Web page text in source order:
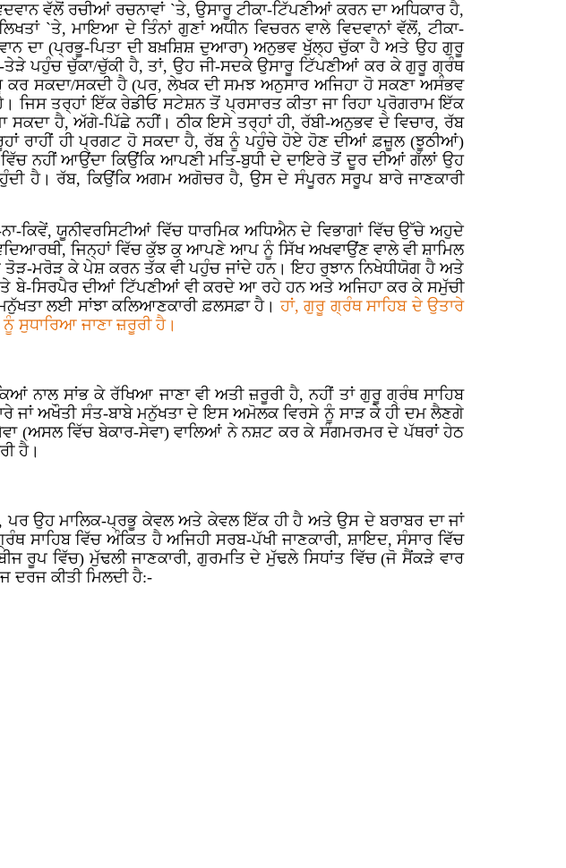
ਵੱਲੋਂ ਰਚੀਆਂ ਰਚਨਾਵਾਂ `ਤੇ, ਉਸਾਰੂ ਟੀਕਾ-ਟਿੱਪਣੀਆਂ ਕਰਨ ਦਾ ਅਧਿਕਾਰ ਹੈ,
`ਤੇ, ਮਾਇਆ ਦੇ ਤਿੰਨਾਂ ਗੁਣਾਂ ਅਧੀਨ ਵਿਚਰਨ ਵਾਲੇ ਵਿਦਵਾਨਾਂ ਵੱਲੋਂ, ਟੀਕਾ-
ਦਾ (ਪ੍ਰਭੂ-ਪਿਤਾ ਦੀ ਬਖ਼ਸ਼ਿਸ਼ ਦੁਆਰਾ) ਅਨੁਭਵ ਖੁੱਲ੍ਹ ਚੁੱਕਾ ਹੈ ਅਤੇ ਉਹ ਗੁਰੂ
ਪਹੁੰਚ ਚੁੱਕਾ/ਚੁੱਕੀ ਹੈ, ਤਾਂ, ਉਹ ਜੀ-ਸਦਕੇ ਉਸਾਰੂ ਟਿੱਪਣੀਆਂ ਕਰ ਕੇ ਗੁਰੂ ਗ੍ਰੰਥ
ਕਰ ਸਕਦਾ/ਸਕਦੀ ਹੈ (ਪਰ, ਲੇਖਕ ਦੀ ਸਮਝ ਅਨੁਸਾਰ ਅਜਿਹਾ ਹੋ ਸਕਣਾ ਅਸੰਭਵ
ਤਰ੍ਹਾਂ ਇੱਕ ਰੇਡੀਓ ਸਟੇਸ਼ਨ ਤੋਂ ਪ੍ਰਸਾਰਤ ਕੀਤਾ ਜਾ ਰਿਹਾ ਪ੍ਰੋਗਰਾਮ ਇੱਕ
ਹੈ, ਅੱਗੇ-ਪਿੱਛੇ ਨਹੀਂ। ਠੀਕ ਇਸੇ ਤਰ੍ਹਾਂ ਹੀ, ਰੱਬੀ-ਅਨੁਭਵ ਦੇ ਵਿਚਾਰ, ਰੱਬ
ਰਾਹੀਂ ਹੀ ਪ੍ਰਗਟ ਹੋ ਸਕਦਾ ਹੈ, ਰੱਬ ਨੂੰ ਪਹੁੰਚੇ ਹੋਏ ਹੋਣ ਦੀਆਂ ਫ਼ਜ਼ੂਲ (ਝੂਠੀਆਂ)
ਨਹੀਂ ਆਉਂਦਾ ਕਿਉਂਕਿ ਆਪਣੀ ਮਤਿ-ਬੁਧੀ ਦੇ ਦਾਇਰੇ ਤੋਂ ਦੂਰ ਦੀਆਂ ਗੱਲਾਂ ਉਹ
ਹੈ। ਰੱਬ, ਕਿਉਂਕਿ ਅਗਮ ਅਗੋਚਰ ਹੈ, ਉਸ ਦੇ ਸੰਪੂਰਨ ਸਰੂਪ ਬਾਰੇ ਜਾਣਕਾਰੀ
ਕਿਵੇਂ, ਯੂਨੀਵਰਸਿਟੀਆਂ ਵਿੱਚ ਧਾਰਮਿਕ ਅਧਿਐਨ ਦੇ ਵਿਭਾਗਾਂ ਵਿੱਚ ਉੱਚੇ ਅਹੁਦੇ
ਜਿਨ੍ਹਾਂ ਵਿੱਚ ਕੁੱਝ ਕੁ ਆਪਣੇ ਆਪ ਨੂੰ ਸਿੱਖ ਅਖਵਾਉਂਣ ਵਾਲੇ ਵੀ ਸ਼ਾਮਿਲ
ਮਰੋੜ ਕੇ ਪੇਸ਼ ਕਰਨ ਤੱਕ ਵੀ ਪਹੁੰਚ ਜਾਂਦੇ ਹਨ। ਇਹ ਰੁਝਾਨ ਨਿਖੇਧੀਯੋਗ ਹੈ ਅਤੇ
ਬੇ-ਸਿਰਪੈਰ ਦੀਆਂ ਟਿੱਪਣੀਆਂ ਵੀ ਕਰਦੇ ਆ ਰਹੇ ਹਨ ਅਤੇ ਅਜਿਹਾ ਕਰ ਕੇ ਸਮੁੱਚੀ
ਲਈ ਸਾਂਝਾ ਕਲਿਆਣਕਾਰੀ ਫ਼ਲਸਫ਼ਾ ਹੈ।ਹਾਂ, ਗੁਰੂ ਗ੍ਰੰਥ ਸਾਹਿਬ ਦੇ ਉਤਾਰੇ
ਸੁਧਾਰਿਆ ਜਾਣਾ ਜ਼ਰੂਰੀ ਹੈ।
ਸਾਂਭ ਕੇ ਰੱਖਿਆ ਜਾਣਾ ਵੀ ਅਤੀ ਜ਼ਰੂਰੀ ਹੈ, ਨਹੀਂ ਤਾਂ ਗੁਰੂ ਗ੍ਰੰਥ ਸਾਹਿਬ
ਜਾਂ ਅਖੌਤੀ ਸੰਤ-ਬਾਬੇ ਮਨੁੱਖਤਾ ਦੇ ਇਸ ਅਮੋਲਕ ਵਿਰਸੇ ਨੂੰ ਸਾੜ ਕੇ ਹੀ ਦਮ ਲੈਣਗੇ
(ਅਸਲ ਵਿੱਚ ਬੇਕਾਰ-ਸੇਵਾ) ਵਾਲਿਆਂ ਨੇ ਨਸ਼ਟ ਕਰ ਕੇ ਸੰਗਮਰਮਰ ਦੇ ਪੱਥਰਾਂ ਹੇਠ
ਹੈ।
ਉਹ ਮਾਲਿਕ-ਪ੍ਰਭੂ ਕੇਵਲ ਅਤੇ ਕੇਵਲ ਇੱਕ ਹੀ ਹੈ ਅਤੇ ਉਸ ਦੇ ਬਰਾਬਰ ਦਾ ਜਾਂ
ਸਾਹਿਬ ਵਿੱਚ ਅੰਕਿਤ ਹੈ ਅਜਿਹੀ ਸਰਬ-ਪੱਖੀ ਜਾਣਕਾਰੀ, ਸ਼ਾਇਦ, ਸੰਸਾਰ ਵਿੱਚ
ਰੂਪ ਵਿੱਚ) ਮੁੱਢਲੀ ਜਾਣਕਾਰੀ, ਗੁਰਮਤਿ ਦੇ ਮੁੱਢਲੇ ਸਿਧਾਂਤ ਵਿੱਚ (ਜੋ ਸੈਂਕੜੇ ਵਾਰ
ਕੀਤੀ ਮਿਲਦੀ ਹੈ:-